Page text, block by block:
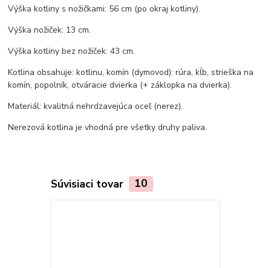
Výška kotliny s nožičkami: 56 cm (po okraj kotliny).
Výška nožiček: 13 cm.
Výška kotliny bez nožiček: 43 cm.
Kotlina obsahuje: kotlinu, komín (dymovod): rúra, kĺb, strieška na
komín, popolník, otváracie dvierka (+ záklopka na dvierka).
Materiál: kvalitná nehrdzavejúca oceľ (nerez).
Nerezová kotlina je vhodná pre všetky druhy paliva.
Súvisiaci tovar 10